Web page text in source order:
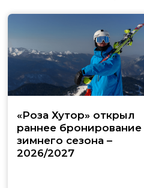
«Роза Хутор» открыл
раннее бронирование
зимнего сезона –
2026/2027